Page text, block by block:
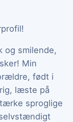
og smilende,
Min
født i
læste på
sproglige